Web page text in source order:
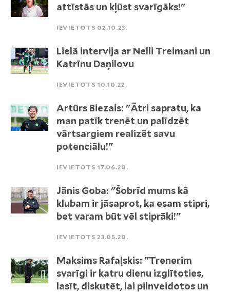
attīstās un kļūst svarīgāks!"
IEVIETOTS 02.10.23.
Lielā intervija ar Nelli Treimani un
Katrīnu Daņilovu
IEVIETOTS 10.10.22.
Artūrs Biezais: "Ātri sapratu, ka
man patīk trenēt un palīdzēt
vārtsargiem realizēt savu
potenciālu!"
IEVIETOTS 17.06.20.
Jānis Goba: "Šobrīd mums kā
klubam ir jāsaprot, ka esam stipri,
bet varam būt vēl stiprāki!"
IEVIETOTS 23.05.20.
Maksims Rafaļskis: "Trenerim
svarīgi ir katru dienu izglītoties,
lasīt, diskutēt, lai pilnveidotos un